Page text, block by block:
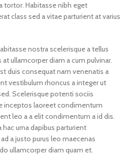
tortor. Habitasse nibh eget
class sed a vitae parturient at varius
nostra scelerisque a tellus
ullamcorper diam a cum pulvinar.
duis consequat nam venenatis a
vestibulum rhoncus a integer ut
Scelerisque potenti sociis
inceptos laoreet condimentum
leo a a elit condimentum a id dis.
urna dapibus parturient
a justo purus leo maecenas
ullamcorper diam quam et.